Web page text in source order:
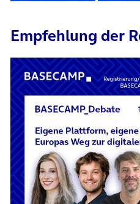
Empfehlung der